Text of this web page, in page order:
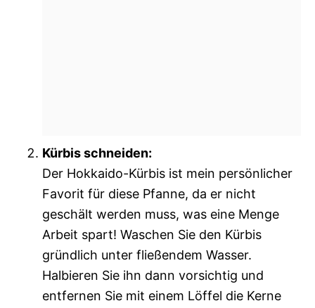
Kürbis schneiden:
Der Hokkaido-Kürbis ist mein persönlicher
Favorit für diese Pfanne, da er nicht
geschält werden muss, was eine Menge
Arbeit spart! Waschen Sie den Kürbis
gründlich unter fließendem Wasser.
Halbieren Sie ihn dann vorsichtig und
entfernen Sie mit einem Löffel die Kerne